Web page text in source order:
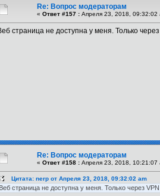
Re: Вопрос модераторам
« Ответ #157 : Апреля 23, 2018, 09:32:02
страница не доступна у меня. Только
Re: Вопрос модераторам
« Ответ #158 : Апреля 23, 2018, 10:21:07
Цитата: nerp от Апреля 23, 2018, 09:32:02 am
Веб страница не доступна у меня. Только через